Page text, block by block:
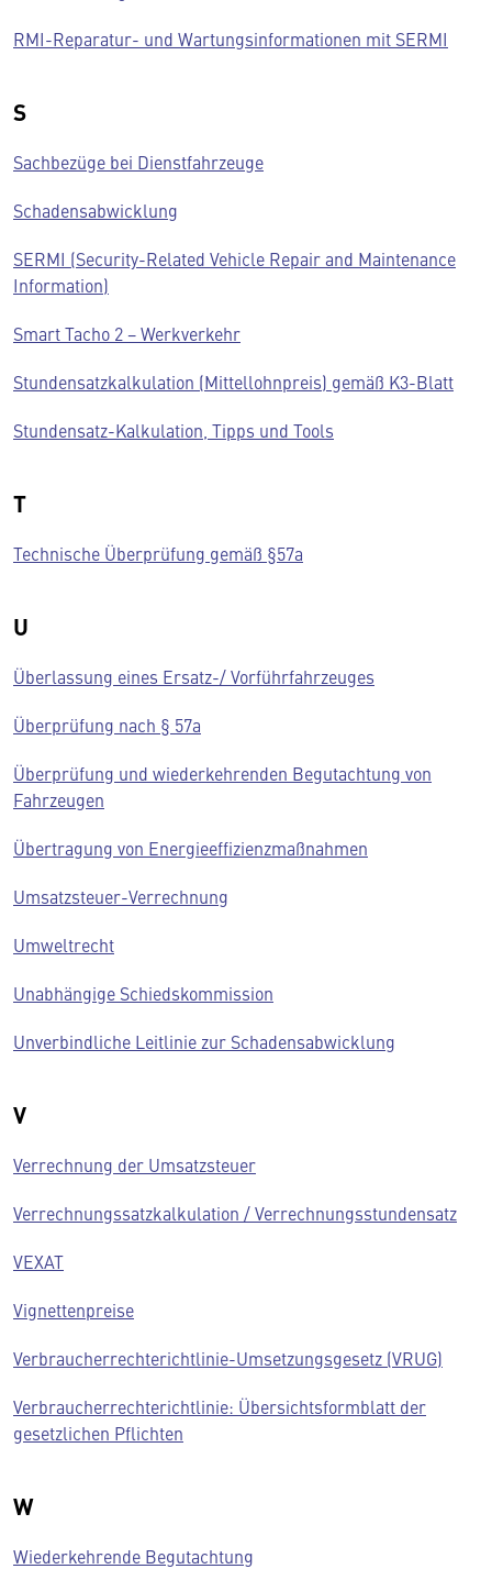
RMI-Reparatur- und Wartungsinformationen mit SERMI
S
Sachbezüge bei Dienstfahrzeuge
Schadensabwicklung
SERMI (Security-Related Vehicle Repair and Maintenance
Information)
Smart Tacho 2 − Werkverkehr
Stundensatzkalkulation (Mittellohnpreis) gemäß K3-Blatt
Stundensatz-Kalkulation, Tipps und Tools
T
Technische Überprüfung gemäß §57a
U
Überlassung eines Ersatz-/ Vorführfahrzeuges
Überprüfung nach § 57a
Überprüfung und wiederkehrenden Begutachtung von
Fahrzeugen
Übertragung von Energieeffizienzmaßnahmen
Umsatzsteuer-Verrechnung
Umweltrecht
Unabhängige Schiedskommission
Unverbindliche Leitlinie zur Schadensabwicklung
V
Verrechnung der Umsatzsteuer
Verrechnungssatzkalkulation / Verrechnungsstundensatz
VEXAT
Vignettenpreise
Verbraucherrechterichtlinie-Umsetzungsgesetz (VRUG)
Verbraucherrechterichtlinie: Übersichtsformblatt der
gesetzlichen Pflichten
W
Wiederkehrende Begutachtung